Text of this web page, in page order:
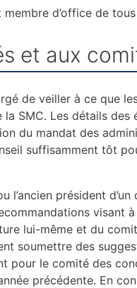
d’office de
et aux
de veiller à ce que
SMC. Les détails des
du mandat des
suffisamment tôt
président
mandations visant
lui-même et du
soumettre des
pour le comité des
précédente. En